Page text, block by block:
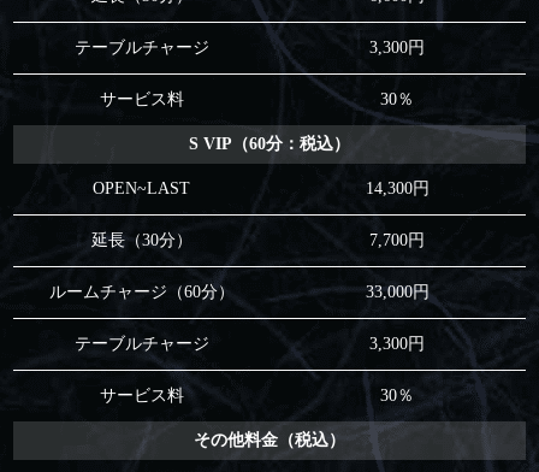
テーブルチャージ 3,300円
サービス料 30％
S VIP（60分：税込）
OPEN~LAST 14,300円
延長（30分） 7,700円
ルームチャージ（60分） 33,000円
テーブルチャージ 3,300円
サービス料 30％
その他料金（税込）